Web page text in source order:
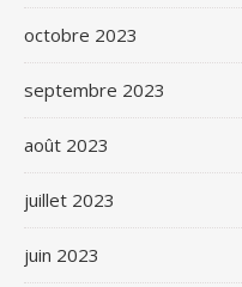
octobre 2023
septembre 2023
août 2023
juillet 2023
juin 2023